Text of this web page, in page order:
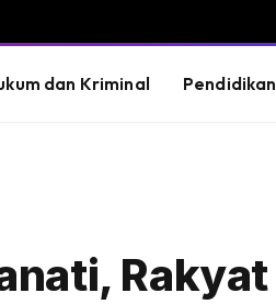
dan Kriminal Pendidikan
Rakyat